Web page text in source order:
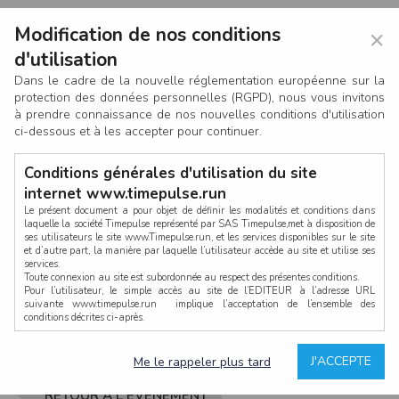
CONNEXION
RETOUR À L'ÉVÈNEMENT
×
Modification de nos conditions
d'utilisation
Dans le cadre de la nouvelle réglementation européenne sur la
protection des données personnelles (RGPD), nous vous invitons
à prendre connaissance de nos nouvelles conditions d'utilisation
ci-dessous et à les accepter pour continuer.
Conditions générales d'utilisation du site
internet www.timepulse.run
Le présent document a pour objet de définir les modalités et conditions dans
laquelle la société Timepulse représenté par SAS Timepulse,met à disposition de
ses utilisateurs le site www.Timepulse.run, et les services disponibles sur le site
et d’autre part, la manière par laquelle l’utilisateur accède au site et utilise ses
services.
Toute connexion au site est subordonnée au respect des présentes conditions.
Pour l’utilisateur, le simple accès au site de l’EDITEUR à l’adresse URL
suivante www.timepulse.run implique l’acceptation de l’ensemble des
conditions décrites ci-après.
La structure générale du site www.timepulse.run, par quelque procédé que ce
soit, sans l'autorisation préalable et par écrit de Fourcherot Mickael et/ou de ses
J'ACCEPTE
Me le rappeler plus tard